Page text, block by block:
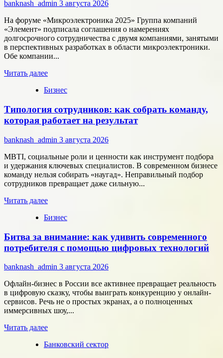
онлайн-
banknash_admin 3 августа 2026
На форуме «Микроэлектроника 2025» Группа компаний
«Элемент» подписала соглашения о намерениях
долгосрочного сотрудничества с двумя компаниями, занятыми
в перспективных разработках в области микроэлектроники.
Обе компании...
Читать далееПрочитать
о
компаний
«Элемент»
развивает
сотрудничество
с
центрами
разработки
в
области
микроэлектроники
Бизнес
Типология сотрудников: как собрать команду,
которая работает на результат
banknash_admin 3 августа 2026
MBTI, социальные роли и ценности как инструмент подбора
и удержания ключевых специалистов. В современном бизнесе
команду нельзя собирать «наугад». Неправильный подбор
сотрудников превращает даже сильную...
Читать далееПрочитать
о
сотрудников:
как
собрать
команду,
которая
работает
на
результат
Бизнес
Битва за внимание: как удивить современного
потребителя с помощью цифровых технологий
banknash_admin 3 августа 2026
Офлайн-бизнес в России все активнее превращает реальность
в цифровую сказку, чтобы выиграть конкуренцию у онлайн-
сервисов. Речь не о простых экранах, а о полноценных
иммерсивных шоу,...
Читать далееПрочитать
о
Банковский сектор